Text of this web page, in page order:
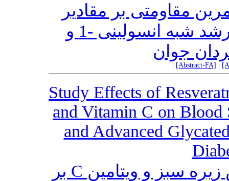
مقاومتی بر مقادیر
سرمی هورمون رشد، فاکتور رشد شبه انسولینی -1 و
جوان
[Abstract-FA]
Study Effects of
and Vitamin C on Blood
and Advanced
تاثیر مصرف رزوراترول، اسانس زیره سبز و ویتامین C بر